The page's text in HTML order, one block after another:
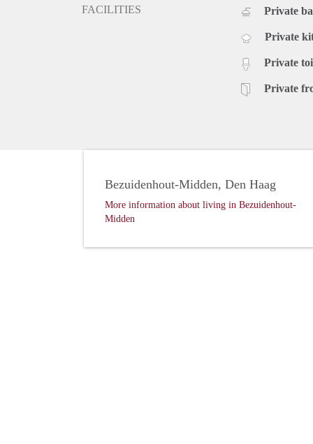
FACILITIES Private
Private
Private
Private
Bezuidenhout-Midden, Den Haag
More information about living in Bezuidenhout-
Midden